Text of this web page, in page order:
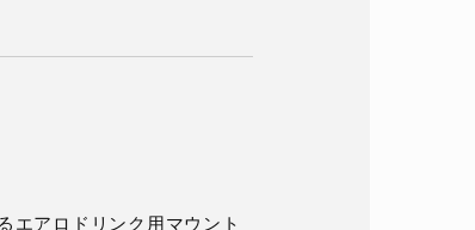
エアロドリンク用マウント